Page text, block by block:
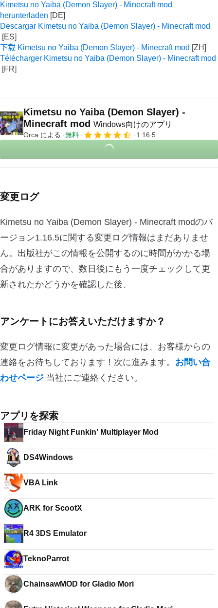
Kimetsu no Yaiba (Demon Slayer) - Minecraft mod
herunterladen
Descargar Kimetsu no Yaiba (Demon Slayer) - Minecraft mod
下载 Kimetsu no Yaiba (Demon Slayer) - Minecraft mod
Télécharger Kimetsu no Yaiba (Demon Slayer) - Minecraft mod
Kimetsu no Yaiba (Demon Slayer) -
Minecraft mod Windows向けのアプリ
Orca による 無料 1.16.5
変更ログ
Kimetsu no Yaiba (Demon Slayer) - Minecraft modのバ
ージョン1.16.5に関する変更ログ情報はまだありませ
ん。出版社がこの情報を公開するのに時間がかかる場
合がありますので、数日後にもう一度チェックして更
新されたかどうかを確認した後、
アンケートにお答えいただけますか？
変更ログ情報に変更があった場合には、お客様からの
連絡をお待ちしております！次に進みます。 お問い合
わせページ 当社にご連絡ください。
アプリを探索
Friday Night Funkin' Multiplayer Mod
DS4Windows
VBA Link
ARK for ScootX
R4 3DS Emulator
TeknoParrot
ChainsawMOD for Gladio Mori